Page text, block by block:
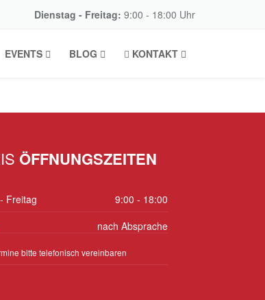
Dienstag - Freitag: 9:00 - 18:00 Uhr
EVENTS BLOG KONTAKT
ÖFFNUNGSZEITEN
Freitag
9:00 - 18:00
nach Absprache
bitte telefonisch vereinbaren